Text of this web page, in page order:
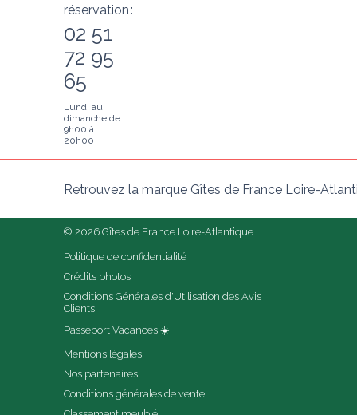
réservation :
02 51
72 95
65
Lundi au
dimanche de
9h00 à
20h00
Retrouvez la marque Gîtes de France Loire-
© 2026 Gîtes de France Loire-Atlantique
Politique de confidentialité
Crédits photos
Conditions Générales d'Utilisation des Avis
Clients
Passeport Vacances ☀️
Mentions légales
Nos partenaires
Conditions générales de vente